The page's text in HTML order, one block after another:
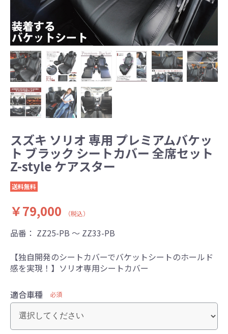
スズキ ソリオ 専用 プレミアムバケッ
ト ブラック シートカバー 全席セット
Z-style ケアスター
送料無料
￥79,000 （税込）
品番： ZZ25-PB ～ ZZ33-PB
【独自開発のシートカバーでバケットシートのホールド
感を実現！】ソリオ専用シートカバー
適合車種 必須